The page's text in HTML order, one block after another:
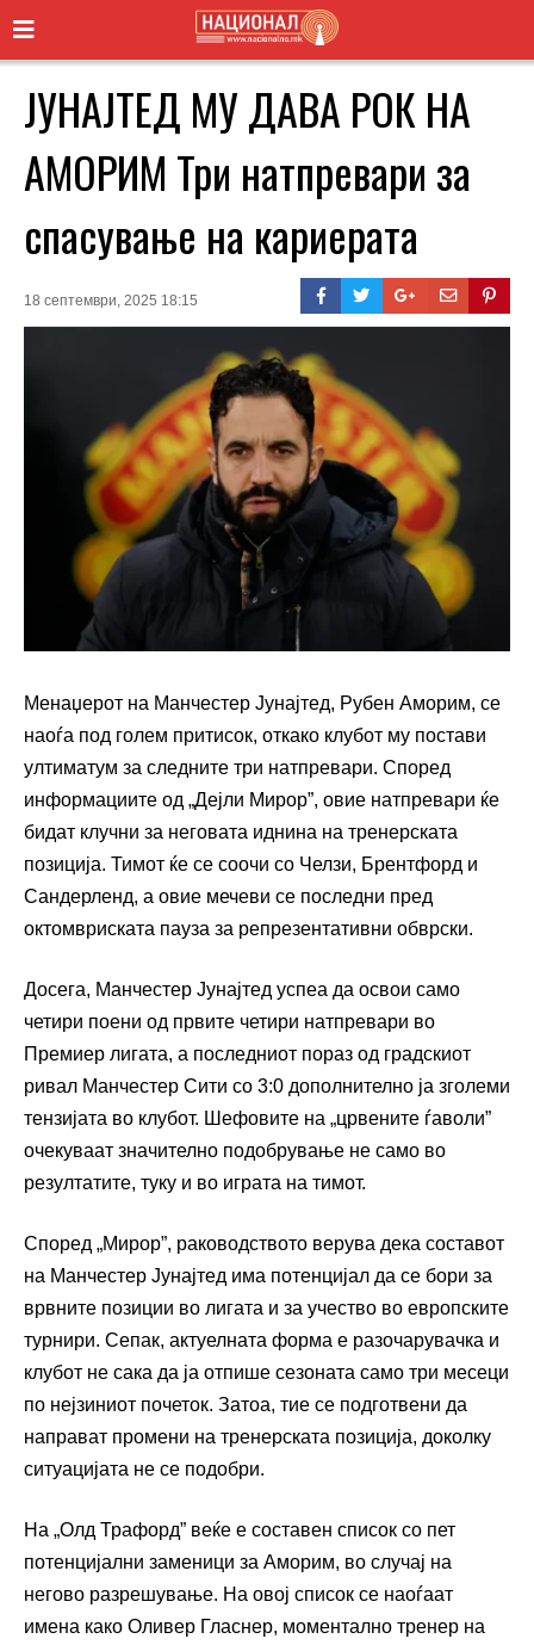
ЈУНАЈТЕД МУ ДАВА РОК НА
АМОРИМ Три натпревари за
спасување на кариерата
18 септември, 2025 18:15
Менаџерот на Манчестер Јунајтед, Рубен Аморим, се
наоѓа под голем притисок, откако клубот му постави
ултиматум за следните три натпревари. Според
информациите од „Дејли Мирор”, овие натпревари ќе
бидат клучни за неговата иднина на тренерската
позиција. Тимот ќе се соочи со Челзи, Брентфорд и
Сандерленд, а овие мечеви се последни пред
октомвриската пауза за репрезентативни обврски.
Досега, Манчестер Јунајтед успеа да освои само
четири поени од првите четири натпревари во
Премиер лигата, а последниот пораз од градскиот
ривал Манчестер Сити со 3:0 дополнително ја зголеми
тензијата во клубот. Шефовите на „црвените ѓаволи”
очекуваат значително подобрување не само во
резултатите, туку и во играта на тимот.
Според „Мирор”, раководството верува дека составот
на Манчестер Јунајтед има потенцијал да се бори за
врвните позиции во лигата и за учество во европските
турнири. Сепак, актуелната форма е разочарувачка и
клубот не сака да ја отпише сезоната само три месеци
по нејзиниот почеток. Затоа, тие се подготвени да
направат промени на тренерската позиција, доколку
ситуацијата не се подобри.
На „Олд Трафорд” веќе е составен список со пет
потенцијални заменици за Аморим, во случај на
негово разрешување. На овој список се наоѓаат
имена како Оливер Гласнер, моментално тренер на